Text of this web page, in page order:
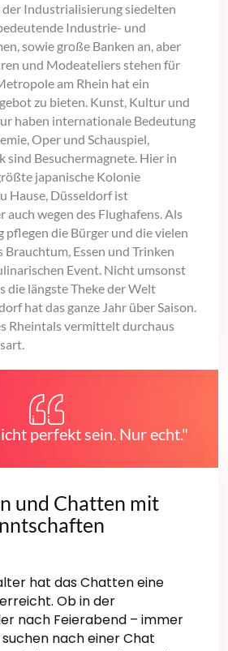
Industrialisierung siedelten
Industrie- und
sowie große Banken an, aber
und Modeateliers stehen für
am Rhein hat ein
zu bieten. Kunst, Kultur und
haben internationale Bedeutung
Oper und Schauspiel,
sind Besuchermagnete. Hier in
japanische Kolonie
Hause, Düsseldorf ist
auch wegen des Flughafens. Als
pflegen die Bürger und die vielen
Brauchtum, Essen und Trinken
Event. Nicht umsonst
die längste Theke der Welt
hat das ganze Jahr über Saison.
Rheintals vermittelt durchaus
perfekt sein. Nur echt."
und Chatten mit
hat das Chatten eine
Ob in der
nach Feierabend – immer
nach einer Chat